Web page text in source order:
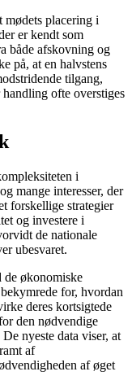
mødets placering i
er kendt som
både afskovning og
på, at en halvstens
tilgang,
ofte overstiges
i
mange interesser, der
forskellige strategier
og investere i
de nationale
ubesvaret.
de økonomiske
for, hvordan
deres kortsigtede
den nødvendige
nyeste data viser, at
af
af øget